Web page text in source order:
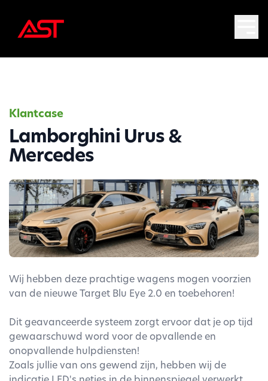
Klantcase
Lamborghini Urus &
Mercedes
Wij hebben deze prachtige wagens mogen voorzien
van de nieuwe Target Blu Eye 2.0 en toebehoren!
Dit geavanceerde systeem zorgt ervoor dat je op tijd
gewaarschuwd word voor de opvallende en
onopvallende hulpdiensten!
Zoals jullie van ons gewend zijn, hebben wij de